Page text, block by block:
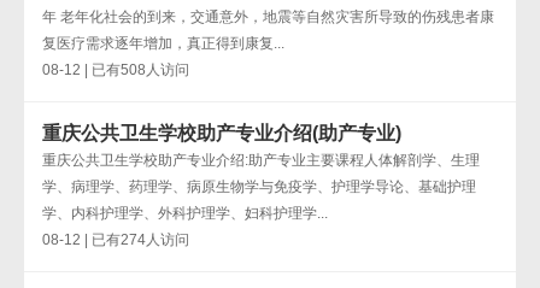
年 老年化社会的到来，交通意外，地震等自然灾害所导致的伤残患者康
复医疗需求逐年增加，真正得到康复...
08-12 | 已有508人访问
重庆公共卫生学校助产专业介绍(助产专业)
重庆公共卫生学校助产专业介绍:助产专业主要课程人体解剖学、生理
学、病理学、药理学、病原生物学与免疫学、护理学导论、基础护理
学、内科护理学、外科护理学、妇科护理学...
08-12 | 已有274人访问